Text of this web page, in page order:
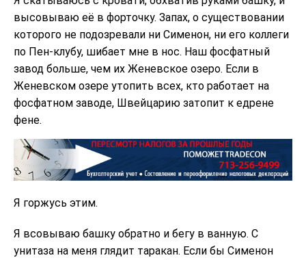
высовываю её в форточку. Запах, о существовании
которого не подозревали ни Сименон, ни его коллеги
по Пен-клубу, шибает мне в нос. Наш фосфатный
завод больше, чем их Женевское озеро. Если в
Женевском озере утопить всех, кто работает на
фосфатном заводе, Швейцарию затопит к едрене
фене.
Я горжусь этим.
Я всовываю башку обратно и бегу в ванную. С
унитаза на меня глядит таракан. Если бы Сименон